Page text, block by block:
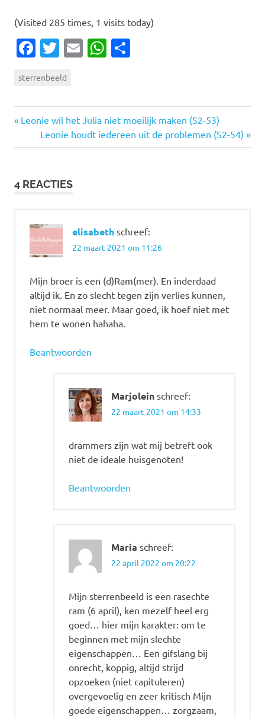
(Visited 285 times, 1 visits today)
Facebook
Twitter
EmailWhatsApp
sterrenbeeld
Bericht
navigatie
Vorige
bericht:
Leonie wil het Julia niet moeilijk maken (S2-53)
Volgende
bericht:
Leonie houdt iedereen uit de problemen (S2-54)
4 REACTIES
elisabeth schreef:
22 maart 2021 om 11:26
Mijn broer is een (d)Ram(mer). En inderdaad
altijd ik. En zo slecht tegen zijn verlies kunnen,
niet normaal meer. Maar goed, ik hoef niet met
hem te wonen hahaha.
Beantwoorden
Marjolein schreef:
22 maart 2021 om 14:33
drammers zijn wat mij betreft ook
niet de ideale huisgenoten!
Beantwoorden
Maria schreef:
22 april 2022 om 20:22
Mijn sterrenbeeld is een rasechte
ram (6 april), ken mezelf heel erg
goed… hier mijn karakter: om te
beginnen met mijn slechte
eigenschappen… Een gifslang bij
onrecht, koppig, altijd strijd
opzoeken (niet capituleren)
overgevoelig en zeer kritisch Mijn
goede eigenschappen… zorgzaam,